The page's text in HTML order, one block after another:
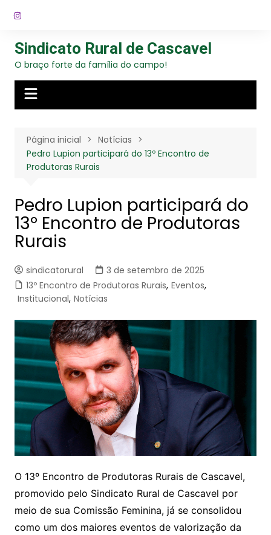
para
conteúdo
Sindicato Rural de Cascavel
O braço forte da família do campo!
Página inicial
Notícias
Pedro Lupion participará do 13º Encontro de
Produtoras Rurais
Pedro Lupion participará do
13º Encontro de Produtoras
Rurais
sindicatorural
3 de setembro de 2025
13º Encontro de Produtoras Rurais, Eventos,
Institucional, Notícias
O 13º Encontro de Produtoras Rurais de Cascavel,
promovido pelo Sindicato Rural de Cascavel por
meio de sua Comissão Feminina, já se consolidou
como um dos maiores eventos de valorização da